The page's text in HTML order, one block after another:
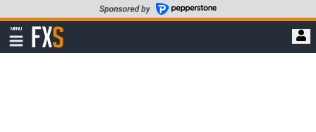
至
要
MENU
顯
示
FXStreet